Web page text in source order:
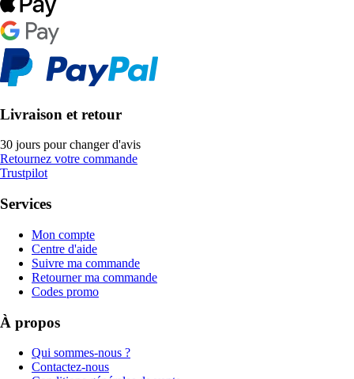
Livraison et retour
30 jours pour changer d'avis
Retournez votre commande
Trustpilot
Services
Mon compte
Centre d'aide
Suivre ma commande
Retourner ma commande
Codes promo
À propos
Qui sommes-nous ?
Contactez-nous